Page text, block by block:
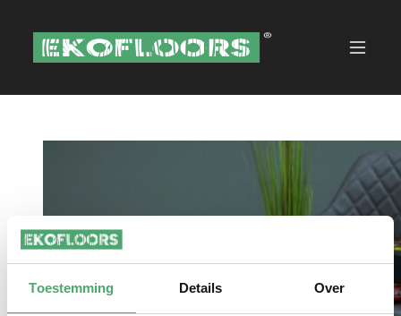
Toestemming Details Over